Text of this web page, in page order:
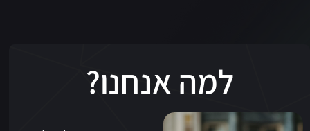
למה אנחנו?